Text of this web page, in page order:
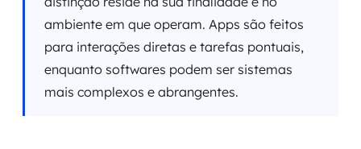
ambiente em que operam. Apps são feitos
para interações diretas e tarefas pontuais,
enquanto softwares podem ser sistemas
mais complexos e abrangentes.